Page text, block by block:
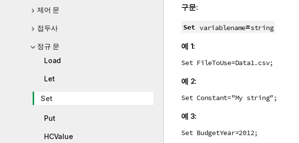
제어 문
접두사
정규 문
Load
Let
Set
Put
HCValue
구문:
Set variablename=string
예 1:
Set FileToUse=Data1.csv;
예 2:
Set Constant="My string";
예 3:
Set BudgetYear=2012;